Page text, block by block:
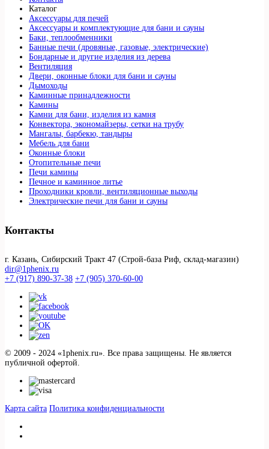
Каталог
Аксессуары для печей
Аксессуары и комплектующие для бани и сауны
Баки, теплообменники
Банные печи (дровяные, газовые, электрические)
Бондарные и другие изделия из дерева
Вентиляция
Двери, оконные блоки для бани и сауны
Дымоходы
Каминные принадлежности
Камины
Камни для бани, изделия из камня
Конвектора, экономайзеры, сетки на трубу
Мангалы, барбекю, тандыры
Мебель для бани
Оконные блоки
Отопительные печи
Печи камины
Печное и каминное литье
Проходники кровли, вeнтиляционные выходы
Электрические печи для бани и сауны
Контакты
г. Казань, Сибирский Тракт 47 (Строй-база Риф, склад-магазин)
dir@1phenix.ru
+7 (917) 890-37-38 +7 (905) 370-60-00
© 2009 - 2024 «1phenix.ru». Все права защищены. Не является
публичной офертой.
Карта сайта Политика конфиденциальности